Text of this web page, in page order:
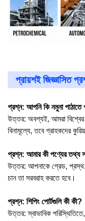
প্রায়শই জিজ্ঞাসিত
প্রশ্ন: আপনি কি নমুনা পাঠাতে
উত্তর: অবশ্যই, আমরা বিশ্বের
বিনামূল্যে, তবে গ্রাহকদের
প্রশ্ন: আমার কী পণ্যের তথ্য
উত্তর: আপনাকে গ্রেড,
চান তা সরবরাহ করতে হবে।
প্রশ্ন: শিপিং পোর্টগুলি কী কী?
উত্তর: স্বাভাবিক